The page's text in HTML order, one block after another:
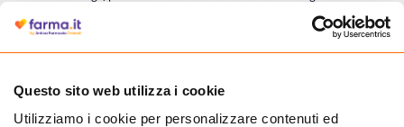
Questo sito web utilizza i cookie
Utilizziamo i cookie per personalizzare contenuti ed
autorizzata dal Ministero della Salute a effettuare la vendita online di
medicinali.